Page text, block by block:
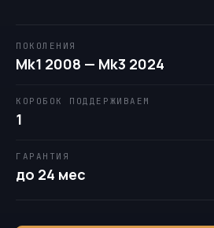
ПОКОЛЕНИЯ
Mk1 2008 — Mk3 2024
КОРОБОК ПОДДЕРЖИВАЕМ
1
ГАРАНТИЯ
до 24 мес